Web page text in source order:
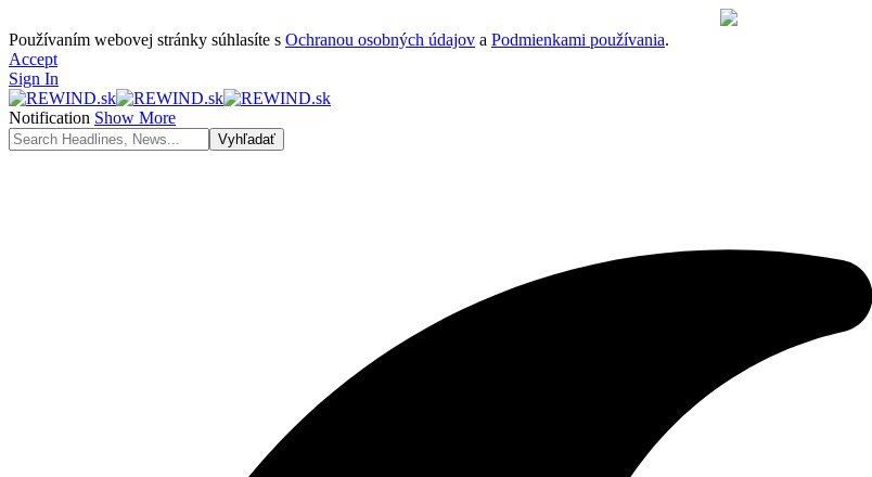
Používaním webovej stránky súhlasíte s Ochranou osobných údajov a Podmienkami používania.
Accept
Sign In
Notification Show More